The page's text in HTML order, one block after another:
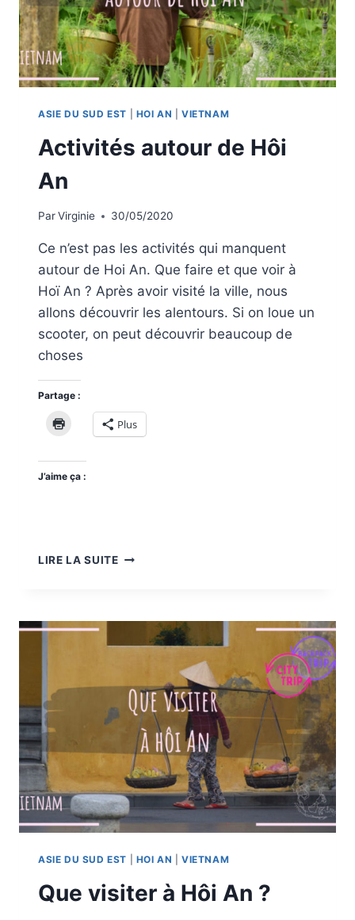
ASIE DU SUD EST HOI AN |VIETNAM
Activités autour de Hôi
An
ParVirginie 30/05/2020
Ce n’est pas les activités qui manquent
autour de Hoi An. Que faire et que voir à
Hoï An ? Après avoir visité la ville, nous
allons découvrir les alentours. Si on loue un
scooter, on peut découvrir beaucoup de
choses
Partage :
Plus
J’aime ça :
LIRE LA SUITEACTIVITÉS
AN
ASIE DU SUD EST HOI AN |VIETNAM
Que visiter à Hôi An ?